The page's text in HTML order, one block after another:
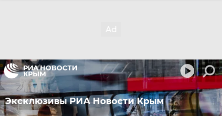
Эксклюзивы РИА Новости Крым